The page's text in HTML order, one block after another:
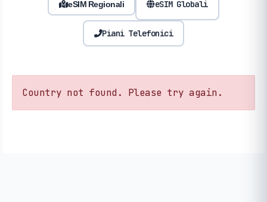
eSIM Regionali eSIM Globali
Piani Telefonici
Country not found. Please try again.